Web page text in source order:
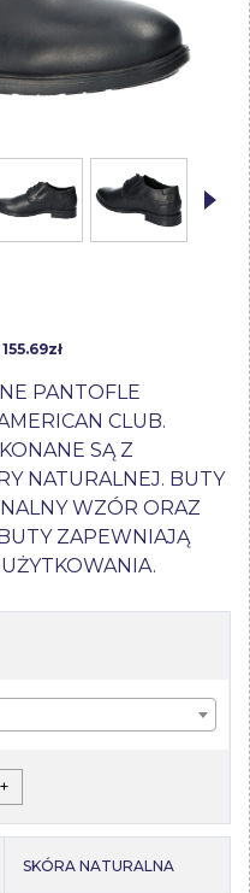
155.69zł
PANTOFLE
CLUB.
SĄ Z
NATURALNEJ. BUTY
WZÓR ORAZ
ZAPEWNIAJĄ
+
SKÓRA NATURALNA